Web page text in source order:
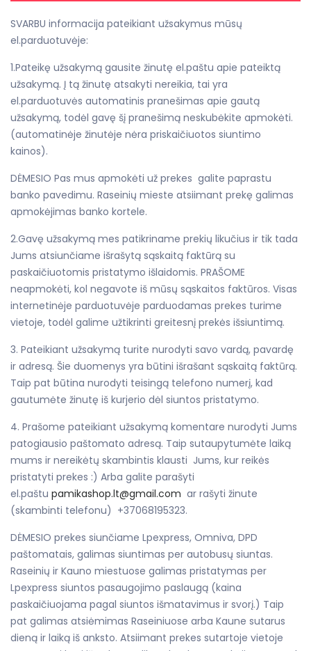
SVARBU informacija pateikiant užsakymus mūsų
el.parduotuvėje:
1.Pateikę užsakymą gausite žinutę el.paštu apie pateiktą
užsakymą. Į tą žinutę atsakyti nereikia, tai yra
el.parduotuvės automatinis pranešimas apie gautą
užsakymą, todėl gavę šį pranešimą neskubėkite apmokėti.
(automatinėje žinutėje nėra priskaičiuotos siuntimo
kainos).
DĖMESIO Pas mus apmokėti už prekes galite paprastu
banko pavedimu. Raseinių mieste atsiimant prekę galimas
apmokėjimas banko kortele.
2.Gavę užsakymą mes patikriname prekių likučius ir tik tada
Jums atsiunčiame išrašytą sąskaitą faktūrą su
paskaičiuotomis pristatymo išlaidomis. PRAŠOME
neapmokėti, kol negavote iš mūsų sąskaitos faktūros. Visas
internetinėje parduotuvėje parduodamas prekes turime
vietoje, todėl galime užtikrinti greitesnį prekės išsiuntimą.
3. Pateikiant užsakymą turite nurodyti savo vardą, pavardę
ir adresą. Šie duomenys yra būtini išrašant sąskaitą faktūrą.
Taip pat būtina nurodyti teisingą telefono numerį, kad
gautumėte žinutę iš kurjerio dėl siuntos pristatymo.
4. Prašome pateikiant užsakymą komentare nurodyti Jums
patogiausio paštomato adresą. Taip sutaupytumėte laiką
mums ir nereikėtų skambintis klausti Jums, kur reikės
pristatyti prekes :) Arba galite parašyti
el.paštu pamikashop.lt@gmail.com ar rašyti žinute
(skambinti telefonu) +37068195323.
DĖMESIO prekes siunčiame Lpexpress, Omniva, DPD
paštomatais, galimas siuntimas per autobusų siuntas.
Raseinių ir Kauno miestuose galimas pristatymas per
Lpexpress siuntos pasaugojimo paslaugą (kaina
paskaičiuojama pagal siuntos išmatavimus ir svorį.) Taip
pat galimas atsiėmimas Raseiniuose arba Kaune sutarus
dieną ir laiką iš anksto. Atsiimant prekes sutartoje vietoje